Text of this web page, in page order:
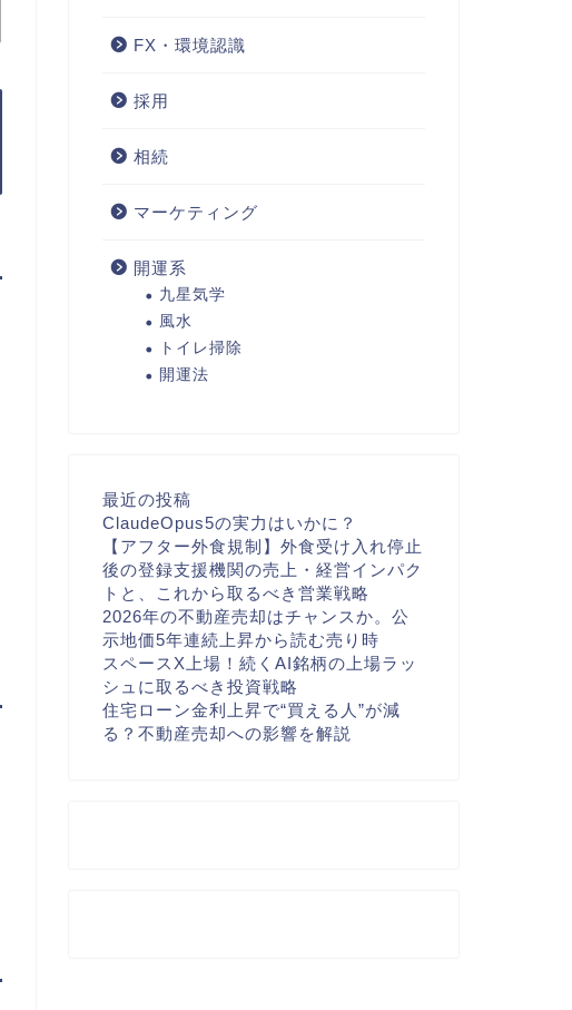
FX・環境認識
採用
相続
マーケティング
開運系
九星気学
風水
トイレ掃除
開運法
最近の投稿
ClaudeOpus5の実力はいかに？
【アフター外食規制】外食受け入れ停止
後の登録支援機関の売上・経営インパク
トと、これから取るべき営業戦略
2026年の不動産売却はチャンスか。公
示地価5年連続上昇から読む売り時
スペースX上場！続くAI銘柄の上場ラッ
シュに取るべき投資戦略
住宅ローン金利上昇で“買える人”が減
る？不動産売却への影響を解説